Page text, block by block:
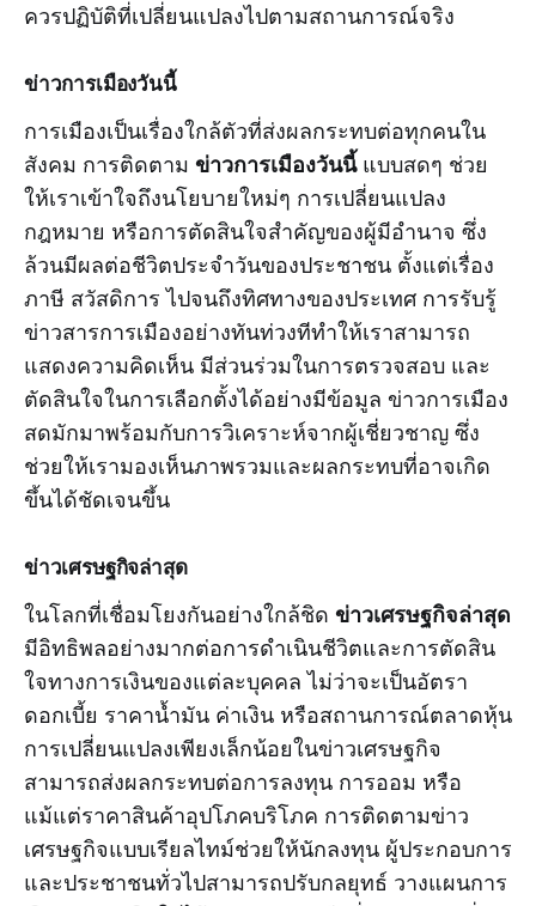
ควรปฏิบัติที่เปลี่ยนแปลงไปตามสถานการณ์จริง
ข่าวการเมืองวันนี้
การเมืองเป็นเรื่องใกล้ตัวที่ส่งผลกระทบต่อทุกคนใน
สังคม การติดตาม ข่าวการเมืองวันนี้แบบสดๆ ช่วย
ให้เราเข้าใจถึงนโยบายใหม่ๆ การเปลี่ยนแปลง
กฎหมาย หรือการตัดสินใจสำคัญของผู้มีอำนาจ ซึ่ง
ล้วนมีผลต่อชีวิตประจำวันของประชาชน ตั้งแต่เรื่อง
ภาษี สวัสดิการ ไปจนถึงทิศทางของประเทศ การรับรู้
ข่าวสารการเมืองอย่างทันท่วงทีทำให้เราสามารถ
แสดงความคิดเห็น มีส่วนร่วมในการตรวจสอบ และ
ตัดสินใจในการเลือกตั้งได้อย่างมีข้อมูล ข่าวการเมือง
สดมักมาพร้อมกับการวิเคราะห์จากผู้เชี่ยวชาญ ซึ่ง
ช่วยให้เรามองเห็นภาพรวมและผลกระทบที่อาจเกิด
ขึ้นได้ชัดเจนขึ้น
ข่าวเศรษฐกิจล่าสุด
ในโลกที่เชื่อมโยงกันอย่างใกล้ชิด ข่าวเศรษฐกิจล่าสุด
มีอิทธิพลอย่างมากต่อการดำเนินชีวิตและการตัดสิน
ใจทางการเงินของแต่ละบุคคล ไม่ว่าจะเป็นอัตรา
ดอกเบี้ย ราคาน้ำมัน ค่าเงิน หรือสถานการณ์ตลาดหุ้น
การเปลี่ยนแปลงเพียงเล็กน้อยในข่าวเศรษฐกิจ
สามารถส่งผลกระทบต่อการลงทุน การออม หรือ
แม้แต่ราคาสินค้าอุปโภคบริโภค การติดตามข่าว
เศรษฐกิจแบบเรียลไทม์ช่วยให้นักลงทุน ผู้ประกอบการ
และประชาชนทั่วไปสามารถปรับกลยุทธ์ วางแผนการ